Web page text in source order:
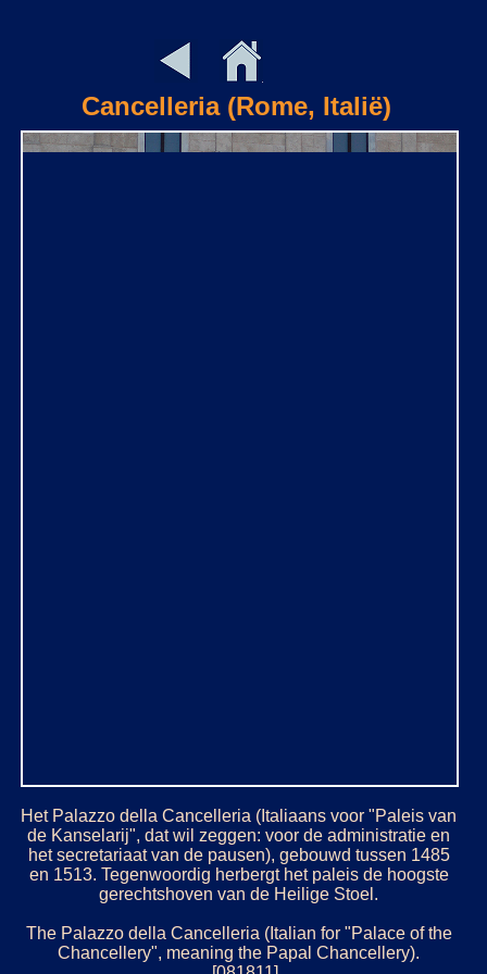
Cancelleria (Rome, Italië)
Het Palazzo della Cancelleria (Italiaans voor "Paleis van
de Kanselarij", dat wil zeggen: voor de administratie en
het secretariaat van de pausen), gebouwd tussen 1485
en 1513. Tegenwoordig herbergt het paleis de hoogste
gerechtshoven van de Heilige Stoel.
The Palazzo della Cancelleria (Italian for "Palace of the
Chancellery", meaning the Papal Chancellery).